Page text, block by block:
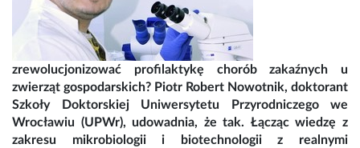
zrewolucjonizować profilaktykę chorób zakaźnych u
zwierząt gospodarskich? Piotr Robert Nowotnik, doktorant
Szkoły Doktorskiej Uniwersytetu Przyrodniczego we
Wrocławiu (UPWr), udowadnia, że tak. Łącząc wiedzę z
zakresu mikrobiologii i biotechnologii z realnymi